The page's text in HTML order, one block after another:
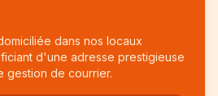
dans nos locaux
d'une adresse prestigieuse
gestion de courrier.